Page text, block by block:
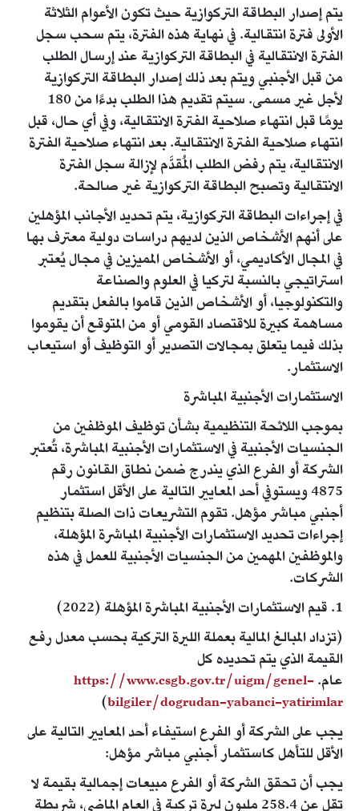
يتم إصدار البطاقة التركوازية حيث تكون الأعوام الثلاثة
الأولى فترة انتقالية. في نهاية هذه الفترة، يتم سحب سجل
الفترة الانتقالية في البطاقة التركوازية عند إرسال الطلب
من قبل الأجنبي ويتم بعد ذلك إصدار البطاقة التركوازية
لأجل غير مسمى. سيتم تقديم هذا الطلب بدءًا من 180
يومًا قبل انتهاء صلاحية الفترة الانتقالية، وفي أي حال، قبل
انتهاء صلاحية الفترة الانتقالية. بعد انتهاء صلاحية الفترة
الانتقالية، يتم رفض الطلب المُقدَّم لإزالة سجل الفترة
الانتقالية وتصبح البطاقة التركوازية غير صالحة.
في إجراءات البطاقة التركوازية، يتم تحديد الأجانب المؤهلين
على أنهم الأشخاص الذين لديهم دراسات دولية معترف بها
في المجال الأكاديمي، أو الأشخاص المميزين في مجال يُعتبر
استراتيجي بالنسبة لتركيا في العلوم والصناعة
والتكنولوجيا، أو الأشخاص الذين قاموا بالفعل بتقديم
مساهمة كبيرة للاقتصاد القومي أو من المتوقع أن يقوموا
بذلك فيما يتعلق بمجالات التصدير أو التوظيف أو استيعاب
الاستثمار.
الاستثمارات الأجنبية المباشرة
بموجب اللائحة التنظيمية بشأن توظيف الموظفين من
الجنسيات الأجنبية في الاستثمارات الأجنبية المباشرة، تُعتبر
الشركة أو الفرع الذي يندرج ضمن نطاق القانون رقم
4875 ويستوفي أحد المعايير التالية على الأقل استثمار
أجنبي مباشر مؤهل. تقوم التشريعات ذات الصلة بتنظيم
إجراءات تحديد الاستثمارات الأجنبية المباشرة المؤهلة،
والموظفين المهمين من الجنسيات الأجنبية للعمل في هذه
الشركات.
1. قيم الاستثمارات الأجنبية المباشرة المؤهلة (2022)
(تزداد المبالغ المالية بعملة الليرة التركية بحسب معدل رفع
القيمة الذي يتم تحديده كل
عام.https://www.csgb.gov.tr/uigm/genel-
bilgiler/dogrudan-yabanci-yatirimlar
)
يجب على الشركة أو الفرع استيفاء أحد المعايير التالية على
الأقل للتأهل كاستثمار أجنبي مباشر مؤهل:
يجب أن تحقق الشركة أو الفرع مبيعات إجمالية بقيمة لا